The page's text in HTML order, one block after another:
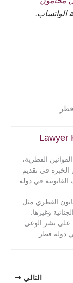
ومتصلة
الواتساب.
القطرية،
سنوات من الخبرة في تقديم
القانونية في دولة
القطري مثل
وغيرها.
على نشر الوعي
دولة قطر.
التالي